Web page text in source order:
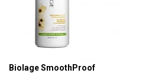
Biolage SmoothProof